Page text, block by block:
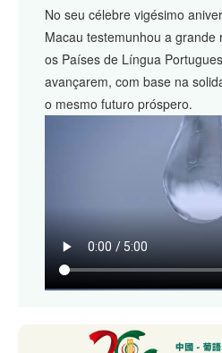
No seu célebre vigésimo
Macau testemunhou a
os Países de Língua
avançarem, com base na
o mesmo futuro próspero.